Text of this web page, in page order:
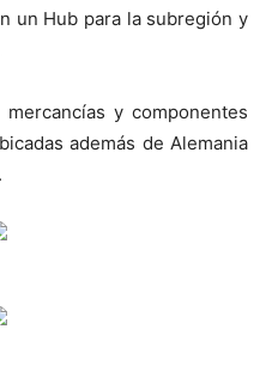
un Hub para la subregión y
y componentes
además de Alemania